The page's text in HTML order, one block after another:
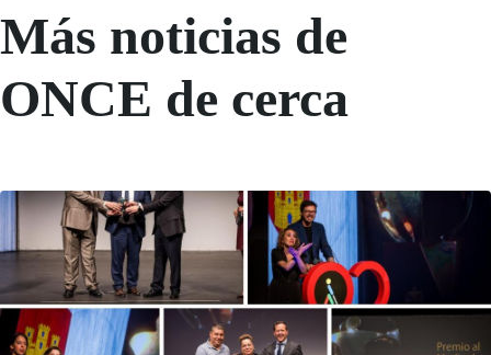
Más noticias de
ONCE de cerca